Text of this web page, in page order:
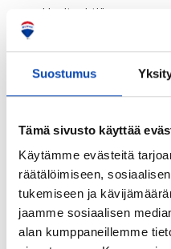
Suostumus
Tämä sivusto käyttää
Käytämme evästeitä
räätälöimiseen,
tukemiseen ja
jaamme sosiaalisen
alan kumppaneillemme
Isännöitsijätoimisto:
Sähköposti: